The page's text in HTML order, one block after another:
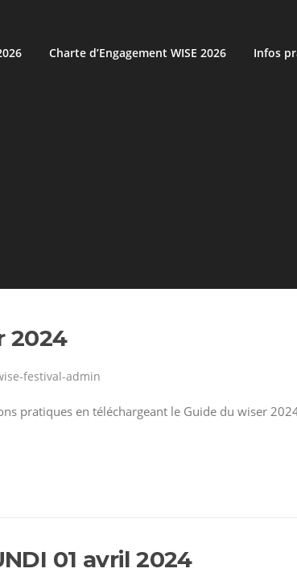
Charte d’Engagement WISE 2026 Infos
2024
festival-admin
pratiques en téléchargeant le Guide du wiser
01 avril 2024